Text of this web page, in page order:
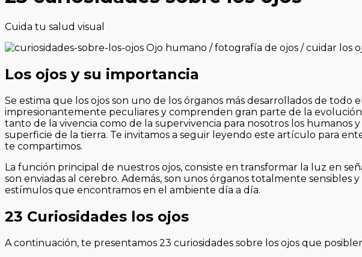
Cuida tu salud visual
Los ojos y su importancia
Se estima que los ojos son uno de los órganos más desarrollados de todo
impresionantemente peculiares y comprenden gran parte de la
tanto de la vivencia como de la supervivencia para nosotros los humanos
superficie de la tierra. Te invitamos a seguir leyendo este artículo para
te compartimos.
La función principal de nuestros ojos, consiste en transformar la luz en
son enviadas al cerebro. Además, son unos órganos totalmente sensibles
estímulos que encontramos en el ambiente día a día.
23 Curiosidades los ojos
A continuación, te presentamos 23 curiosidades sobre los ojos que